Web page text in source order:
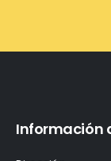
Información